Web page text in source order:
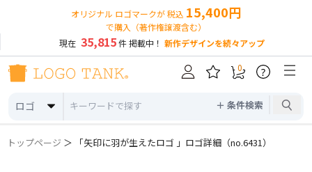
オリジナル ロゴマークが 税込 15,400円
で購入（著作権譲渡含む）
現在 35,815件 掲載中！ 新作デザインを続々アップ
ロゴ ＋ 条件検索
0 ?
トップページ ＞ 「矢印に羽が生えたロゴ 」ロゴ詳細（no.6431）